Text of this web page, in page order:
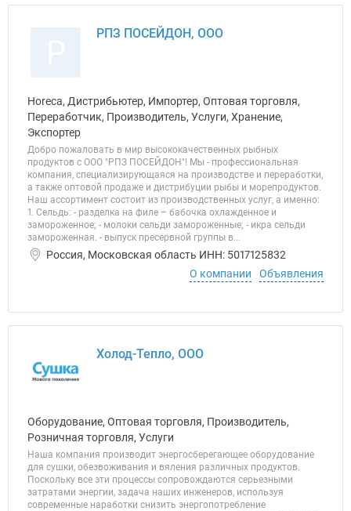
РПЗ ПОСЕЙДОН, ООО
Horeca, Дистрибьютер, Импортер, Оптовая торговля,
Переработчик, Производитель, Услуги, Хранение,
Экспортер
Добро пожаловать в мир высококачественных рыбных
продуктов с ООО "РПЗ ПОСЕЙДОН"! Мы - профессиональная
компания, специализирующаяся на производстве и переработки,
а также оптовой продаже и дистрибуции рыбы и морепродуктов.
Наш ассортимент состоит из производственных услуг, а именно:
1. Сельдь: - разделка на филе – бабочка охлажденное и
замороженное; - молоки сельди замороженные; - икра сельди
замороженная. - выпуск пресервной группы в...
Россия, Московская область ИНН: 5017125832
О компании
Объявления
Холод-Тепло, ООО
Оборудование, Оптовая торговля, Производитель,
Розничная торговля, Услуги
Наша компания производит энергосберегающее оборудование
для сушки, обезвоживания и вяления различных продуктов.
Поскольку все эти процессы сопровождаются серьезными
затратами энергии, задача наших инженеров, используя
современные наработки снизить энергопотребление